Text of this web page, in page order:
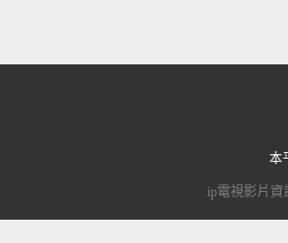
本
ip電視影片